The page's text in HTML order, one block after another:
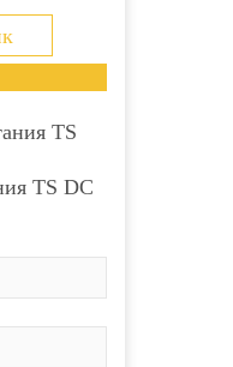
TS DC